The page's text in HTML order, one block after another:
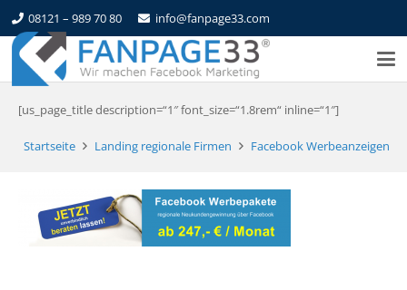
08121 – 989 70 80 info@fanpage33.com
[us_page_title description=“1″ font_size=“1.8rem“ inline=“1″]
Startseite Landing regionale Firmen Facebook Werbeanzeigen